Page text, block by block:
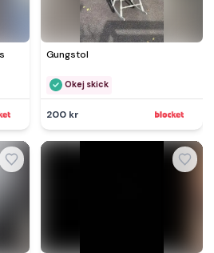
Gungstol
Okej skick
200 kr